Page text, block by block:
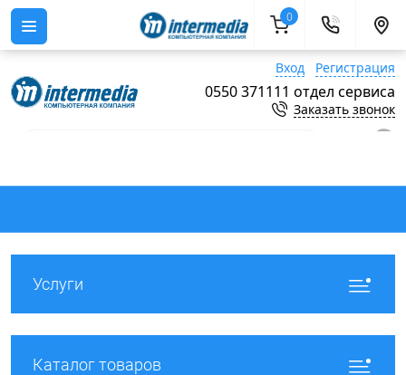
Вход Регистрация
0550 371111 отдел сервиса
Заказать звонок
Услуги
Каталог товаров
0